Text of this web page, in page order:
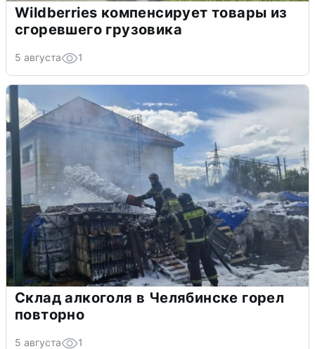
Wildberries компенсирует товары из
сгоревшего грузовика
5 августа 1
Склад алкоголя в Челябинске горел
повторно
5 августа 1